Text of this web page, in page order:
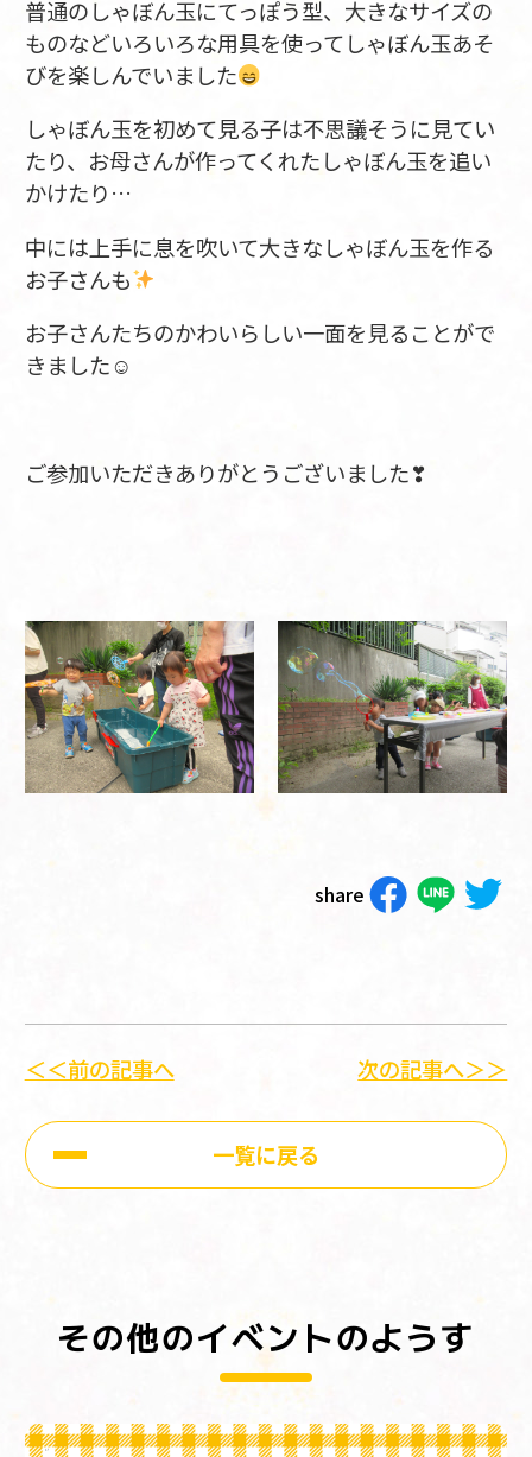
普通のしゃぼん玉にてっぽう型、大きなサイズの
ものなどいろいろな用具を使ってしゃぼん玉あそ
びを楽しんでいました
しゃぼん玉を初めて見る子は不思議そうに見てい
たり、お母さんが作ってくれたしゃぼん玉を追い
かけたり…
中には上手に息を吹いて大きなしゃぼん玉を作る
お子さんも
お子さんたちのかわいらしい一面を見ることがで
きました☺
ご参加いただきありがとうございました❣
share
＜＜前の記事へ
一覧に戻る
次の記事へ＞＞
その他のイベントのようす